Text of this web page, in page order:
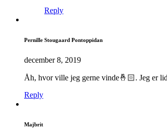
Reply
Pernille Stougaard Pontoppidan
december 8, 2019
Åh, hvor ville jeg gerne vinde🤞🏻. Jeg er
Reply
Majbrit